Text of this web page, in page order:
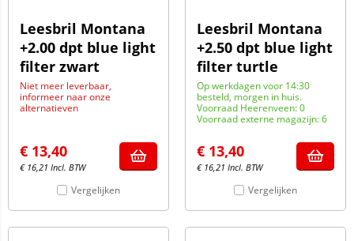
Leesbril Montana
+2.00 dpt blue light
filter zwart
Niet meer leverbaar,
informeer naar onze
alternatieven
€ 13,40
€ 16,21 Incl. BTW
Vergelijken
Leesbril Montana
+2.50 dpt blue light
filter turtle
Op werkdagen voor 14:30
besteld, morgen in huis.
Voorraad Heerenveen: 0
Voorraad externe magazijn: 6
€ 13,40
€ 16,21 Incl. BTW
Vergelijken